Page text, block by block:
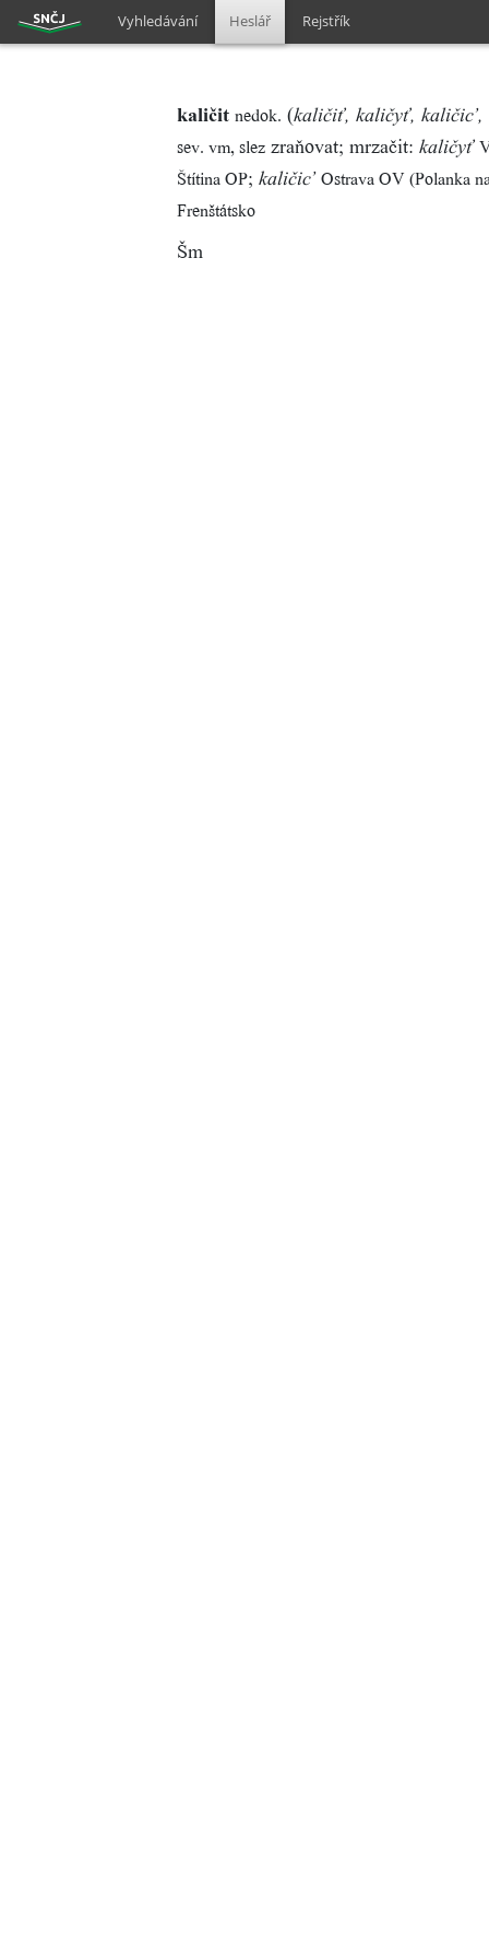
Vyhledávání Heslář Rejstřík
kaličit nedok. (kaličiť, kaličyť, kaličic’,
sev. vm, slez zraňovat; mrzačit: kaličyť
Štítina OP; kaličic’ Ostrava OV (Polanka
Frenštátsko
Šm